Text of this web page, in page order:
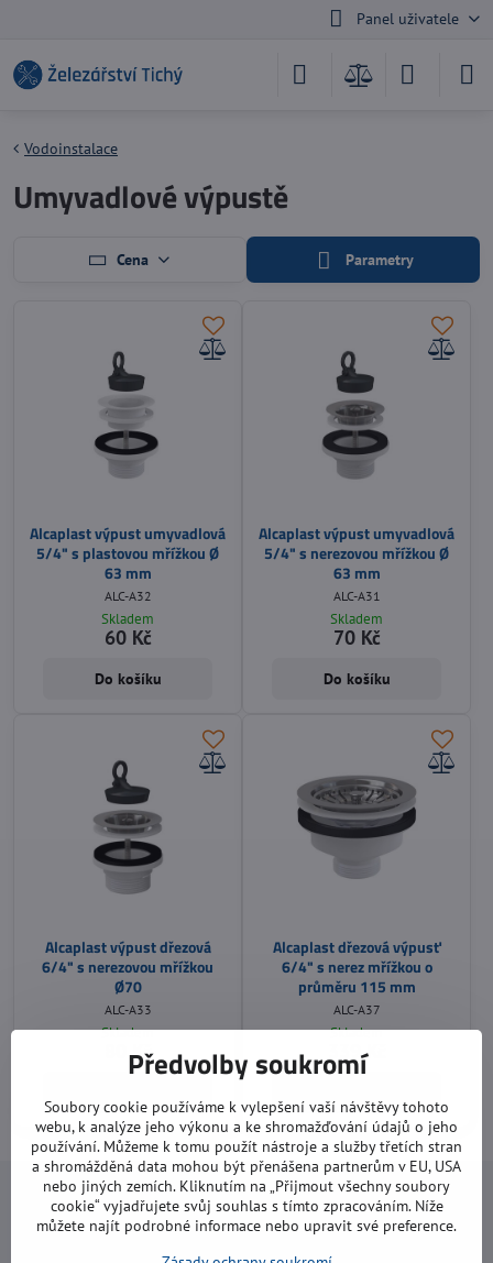
Panel uživatele
Vodoinstalace
Umyvadlové výpustě
Cena Parametry
Alcaplast výpust umyvadlová
5/4" s plastovou mřížkou Ø
63 mm
ALC-A32
Skladem
60 Kč
Do košíku
Alcaplast výpust umyvadlová
5/4" s nerezovou mřížkou Ø
63 mm
ALC-A31
Skladem
70 Kč
Do košíku
Alcaplast výpust dřezová
6/4" s nerezovou mřížkou
Ø70
ALC-A33
Skladem
80 Kč
Alcaplast dřezová výpusť
6/4" s nerez mřížkou o
průměru 115 mm
ALC-A37
Skladem
339 Kč
Navštivte nás
Předvolby soukromí
Soubory cookie používáme k vylepšení vaší návštěvy tohoto
webu, k analýze jeho výkonu a ke shromažďování údajů o jeho
používání. Můžeme k tomu použít nástroje a služby třetích stran
a shromážděná data mohou být přenášena partnerům v EU, USA
nebo jiných zemích. Kliknutím na „Přijmout všechny soubory
cookie“ vyjadřujete svůj souhlas s tímto zpracováním. Níže
můžete najít podrobné informace nebo upravit své preference.